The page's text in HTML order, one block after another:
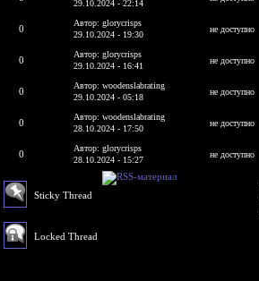
29.10.2024 - 22:14
0
Автор: glorycrisps
29.10.2024 - 19:30
не доступно
0
Автор: glorycrisps
29.10.2024 - 16:41
не доступно
0
Автор: woodenslabrating
29.10.2024 - 05:18
не доступно
0
Автор: woodenslabrating
28.10.2024 - 17:50
не доступно
0
Автор: glorycrisps
28.10.2024 - 15:27
не доступно
Sticky Thread
Locked Thread